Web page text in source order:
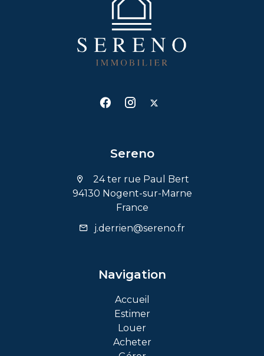
Sereno
24 ter rue Paul Bert
94130 Nogent-sur-Marne
France
j.derrien@sereno.fr
Navigation
Accueil
Estimer
Louer
Acheter